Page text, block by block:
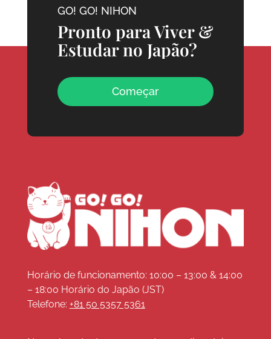
GO! GO! NIHON
Pronto para Viver &
Estudar no Japão?
Começar
Horário de funcionamento: 10:00 – 13:00 & 14:00
– 18:00 Horário do Japão (JST)
Telefone: +81 50 5357 5361